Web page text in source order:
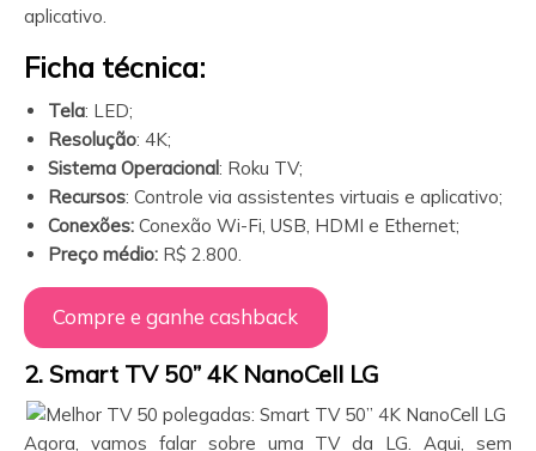
aplicativo.
Ficha técnica:
Tela: LED;
Resolução: 4K;
Sistema Operacional: Roku TV;
Recursos: Controle via assistentes virtuais e aplicativo;
Conexões: Conexão Wi-Fi, USB, HDMI e Ethernet;
Preço médio: R$ 2.800.
Compre e ganhe cashback
2. Smart TV 50” 4K NanoCell LG
Agora, vamos falar sobre uma TV da LG. Aqui, sem